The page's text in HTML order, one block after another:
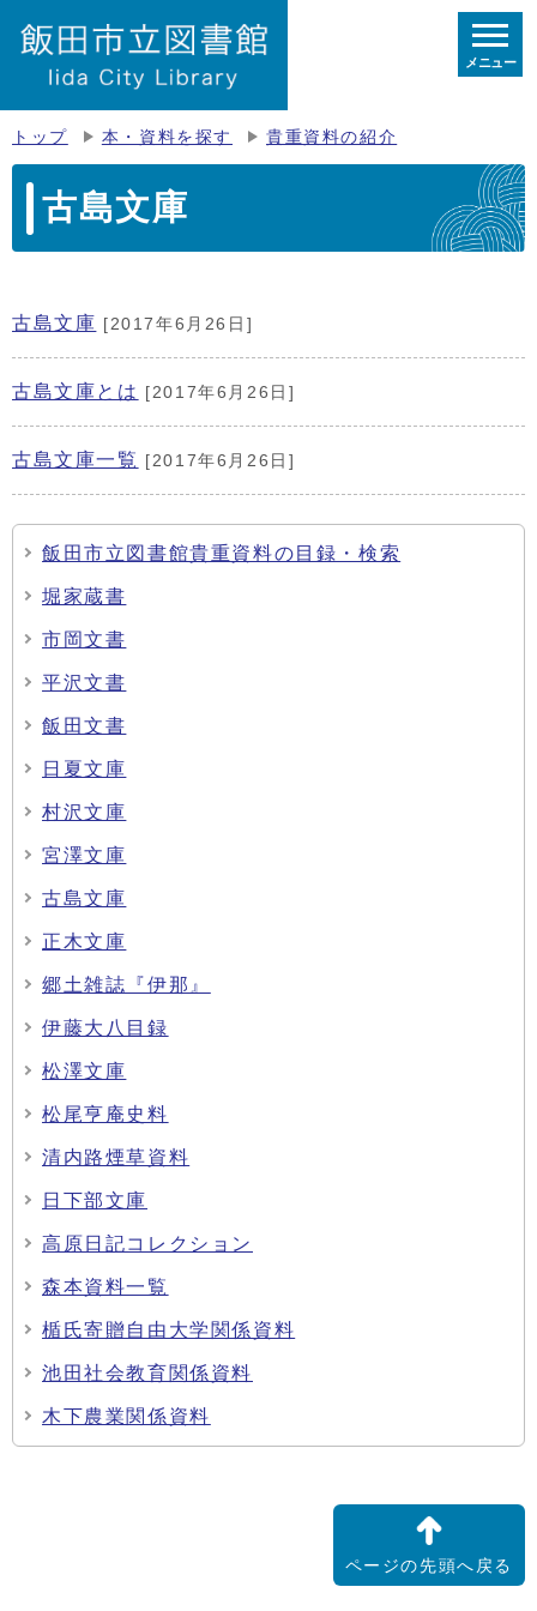
メニュー
トップ 本・資料を探す 貴重資料の紹介
古島文庫
古島文庫 [2017年6月26日]
古島文庫とは [2017年6月26日]
古島文庫一覧 [2017年6月26日]
飯田市立図書館貴重資料の目録・検索
堀家蔵書
市岡文書
平沢文書
飯田文書
日夏文庫
村沢文庫
宮澤文庫
古島文庫
正木文庫
郷土雑誌『伊那』
伊藤大八目録
松澤文庫
松尾亨庵史料
清内路煙草資料
日下部文庫
高原日記コレクション
森本資料一覧
楯氏寄贈自由大学関係資料
池田社会教育関係資料
木下農業関係資料
ページの先頭へ戻る